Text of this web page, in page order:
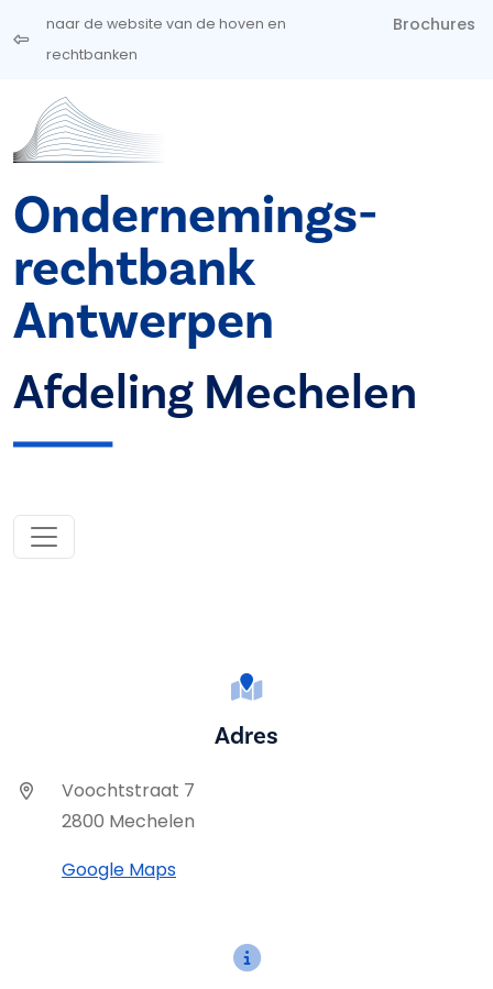
Overslaan en naar de inhoud gaan
naar de website van de hoven en
rechtbanken
Brochures
Ondernemings­
rechtbank
Antwerpen
Afdeling Mechelen
Adres
Voochtstraat 7
2800 Mechelen
Google Maps